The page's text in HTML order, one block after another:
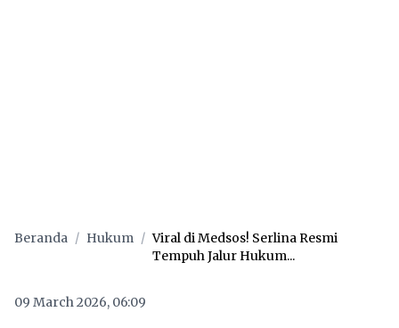
Beranda / Hukum / Viral di Medsos! Serlina Resmi
Tempuh Jalur Hukum...
09 March 2026, 06:09